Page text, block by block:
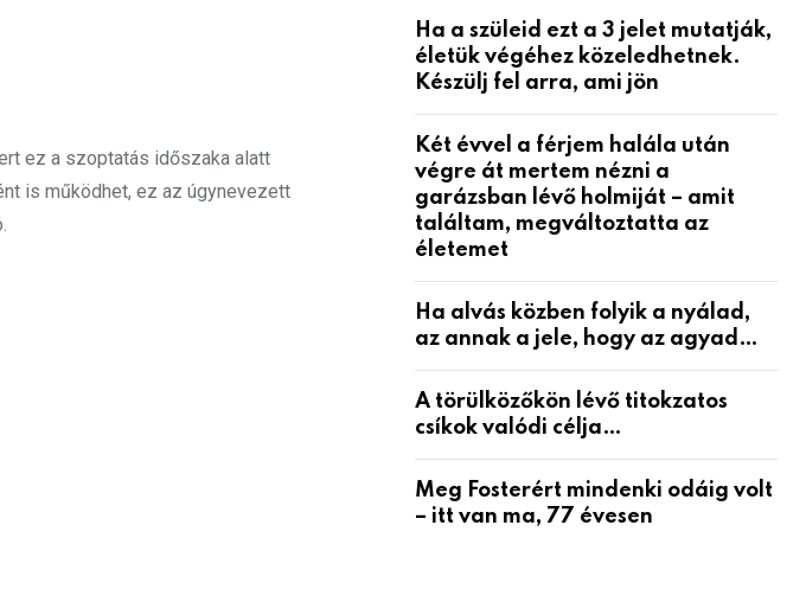
ez a szoptatás időszaka alatt
is működhet, ez az úgynevezett
Ha a szüleid ezt a 3 jelet mutatják,
életük végéhez közeledhetnek.
Készülj fel arra, ami jön
Két évvel a férjem halála után
végre át mertem nézni a
garázsban lévő holmiját – amit
találtam, megváltoztatta az
életemet
Ha alvás közben folyik a nyálad,
az annak a jele, hogy az agyad…
A törülközőkön lévő titokzatos
csíkok valódi célja…
Meg Fosterért mindenki odáig volt
– itt van ma, 77 évesen